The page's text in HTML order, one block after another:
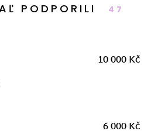
PODPORILI 47
10 000 Kč
6 000 Kč